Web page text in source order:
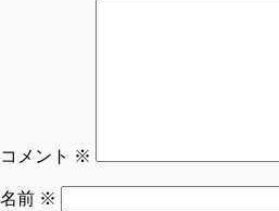
コメント ※
名前 ※